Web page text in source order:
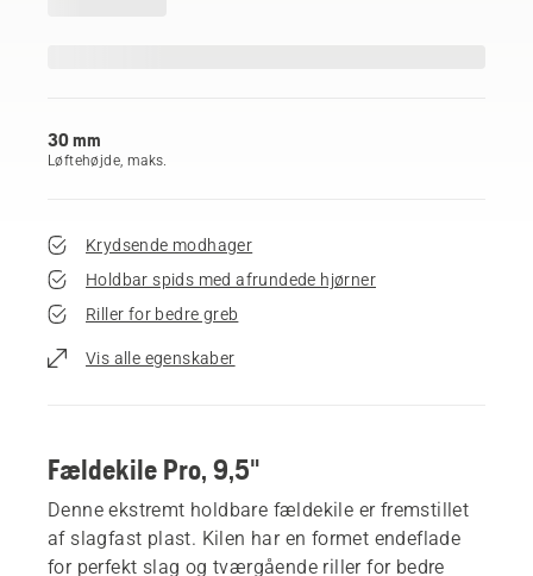
30 mm
Løftehøjde, maks.
Krydsende modhager
Holdbar spids med afrundede hjørner
Riller for bedre greb
Vis alle egenskaber
Fældekile Pro, 9,5"
Denne ekstremt holdbare fældekile er fremstillet
af slagfast plast. Kilen har en formet endeflade
for perfekt slag og tværgående riller for bedre